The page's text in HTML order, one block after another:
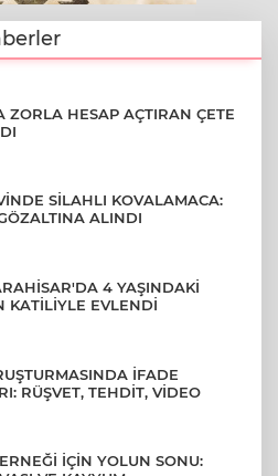
ZORLA HESAP AÇTIRAN ÇETE
SİLAHLI KOVALAMACA:
ALINDI
4 YAŞINDAKİ
KATİLİYLE EVLENDİ
İFADE
RÜŞVET, TEHDİT, VİDEO
İÇİN YOLUN SONU: